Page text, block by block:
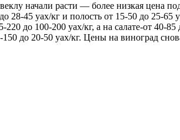
начали расти — более низкая цена
28-45 уах/кг и полость от 15-50 до 25-65
до 100-200 уах/кг, а на салате-от 40-
до 20-50 уах/кг. Цены на виноград